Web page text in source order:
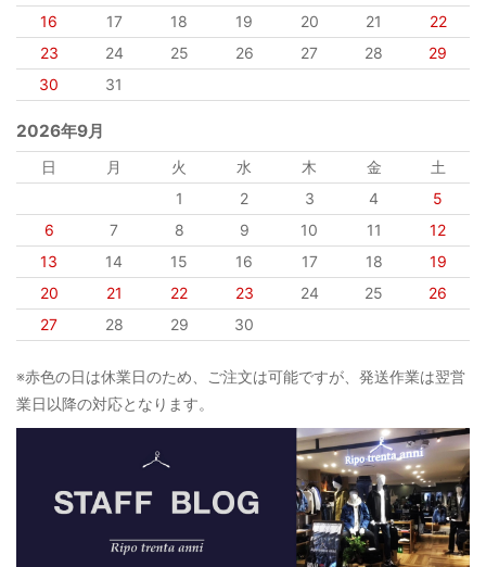
16
17 18 19 20 21
22
23
24 25 26 27 28
29
30
31
2026年9月
日 月 火 水 木 金
土
1
2 3 4
5
6
7 8 9 10 11
12
13
14 15 16 17 18
19
20
21 22 23 24 25
26
27
28 29 30
※赤色の日は休業日のため、ご注文は可能ですが、発送作業は翌営
業日以降の対応となります。